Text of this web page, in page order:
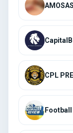
CPL
Football